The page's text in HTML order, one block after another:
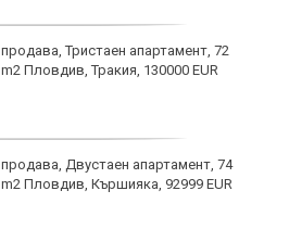
продава, Тристаен апартамент, 72
m2 Пловдив, Тракия, 130000 EUR
продава, Двустаен апартамент, 74
m2 Пловдив, Кършияка, 92999 EUR